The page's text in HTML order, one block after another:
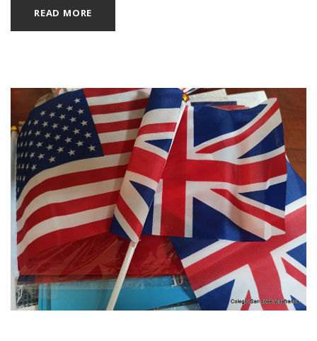
READ MORE